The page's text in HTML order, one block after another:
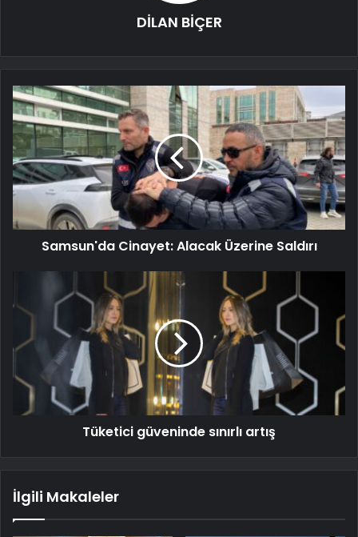
DİLAN BİÇER
Samsun'da Cinayet: Alacak Üzerine Saldırı
Tüketici güveninde sınırlı artış
İlgili Makaleler